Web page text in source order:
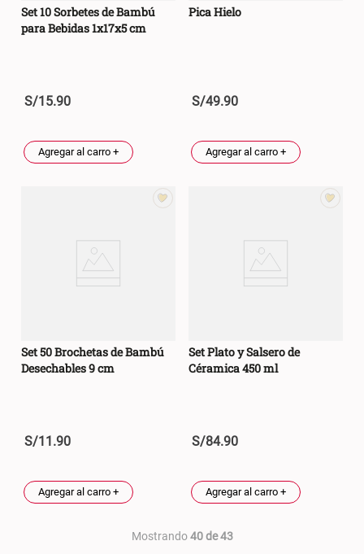
Set 10 Sorbetes de Bambú
para Bebidas 1x17x5 cm
S/15.90
Agregar al carro +
Pica Hielo
S/49.90
Agregar al carro +
Set 50 Brochetas de Bambú
Desechables 9 cm
S/11.90
Agregar al carro +
Set Plato y Salsero de
Céramica 450 ml
S/84.90
Agregar al carro +
Mostrando40 de 43